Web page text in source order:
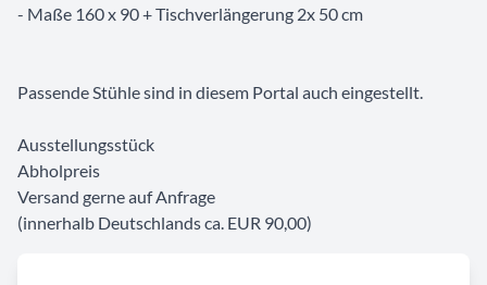
- Maße 160 x 90 + Tischverlängerung 2x 50 cm
Passende Stühle sind in diesem Portal auch eingestellt.
Ausstellungsstück
Abholpreis
Versand gerne auf Anfrage
(innerhalb Deutschlands ca. EUR 90,00)